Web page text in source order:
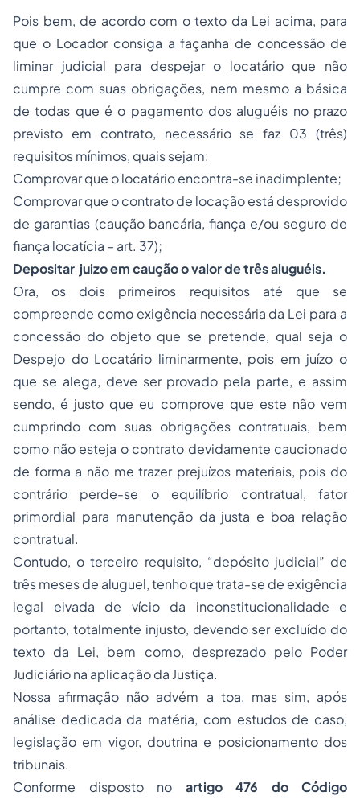
Pois bem, de acordo com o texto da Lei acima, para
que o Locador consiga a façanha de concessão de
liminar judicial para despejar o locatário que não
cumpre com suas obrigações, nem mesmo a básica
de todas que é o pagamento dos aluguéis no prazo
previsto em contrato, necessário se faz 03 (três)
requisitos mínimos, quais sejam:
Comprovar que o locatário encontra-se inadimplente;
Comprovar que o contrato de locação está desprovido
de garantias (caução bancária, fiança e/ou segurode
fiança locatícia – art. 37);
Depositar juizo em caução o valor de três aluguéis.
Ora, os dois primeiros requisitos até que se
compreende como exigência necessária da Lei para a
concessão do objeto que se pretende, qual seja o
Despejo do Locatário liminarmente, pois em juízo o
que se alega, deve ser provado pela parte, e assim
sendo, é justo que eu comprove que este não vem
cumprindo com suas obrigações contratuais, bem
como não esteja o contrato devidamente caucionado
de forma a não me trazer prejuízos materiais, pois do
contrário perde-se o equilíbrio contratual, fator
primordial para manutenção da justa e boa relação
contratual.
Contudo, o terceiro requisito, “depósito judicial” de
três meses de aluguel, tenho que trata-se de exigência
legal eivada de vício da inconstitucionalidade e
portanto, totalmente injusto, devendo ser excluído do
texto da Lei, bem como, desprezado pelo Poder
Judiciário na aplicação da Justiça.
Nossa afirmação não advém a toa, mas sim, após
análise dedicada da matéria, com estudos de caso,
legislação em vigor, doutrina e posicionamento dos
tribunais.
Conforme disposto no artigo 476 do Código